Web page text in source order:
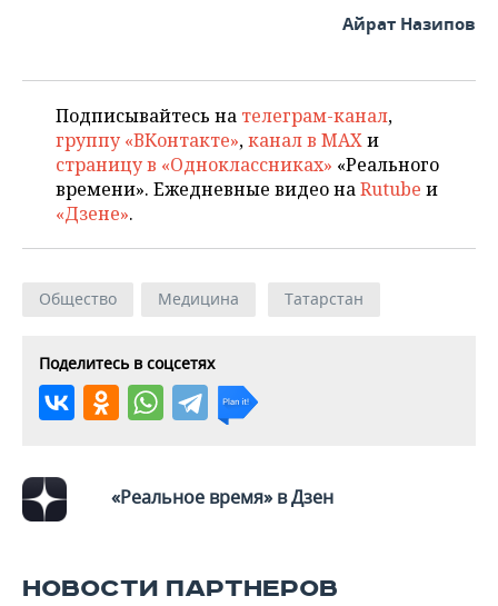
Айрат Назипов
Подписывайтесь на телеграм-канал,
группу «ВКонтакте»,канал в MAXи
страницу в «Одноклассниках» «Реального
времени». Ежедневные видео наRutube и
«Дзене».
Общество Медицина Татарстан
Поделитесь в соцсетях
«Реальное время» в Дзен
НОВОСТИ ПАРТНЕРОВ